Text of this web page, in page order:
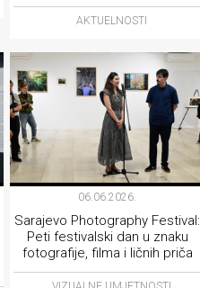
AKTUELNOSTI
06.06.2026.
Sarajevo Photography Festival:
Peti festivalski dan u znaku
fotografije, filma i ličnih priča